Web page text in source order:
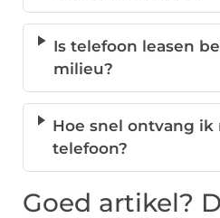
Is telefoon leasen
milieu?
Hoe snel ontvang ik
telefoon?
Goed artikel?